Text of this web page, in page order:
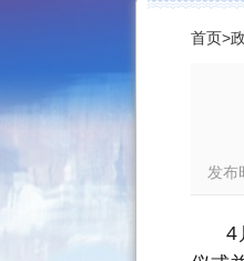
首页>
发
4